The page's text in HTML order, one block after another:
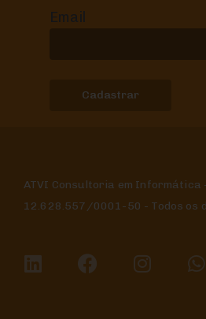
Email
ATVI Consultoria em Informática -
12.628.557/0001-50 - Todos os